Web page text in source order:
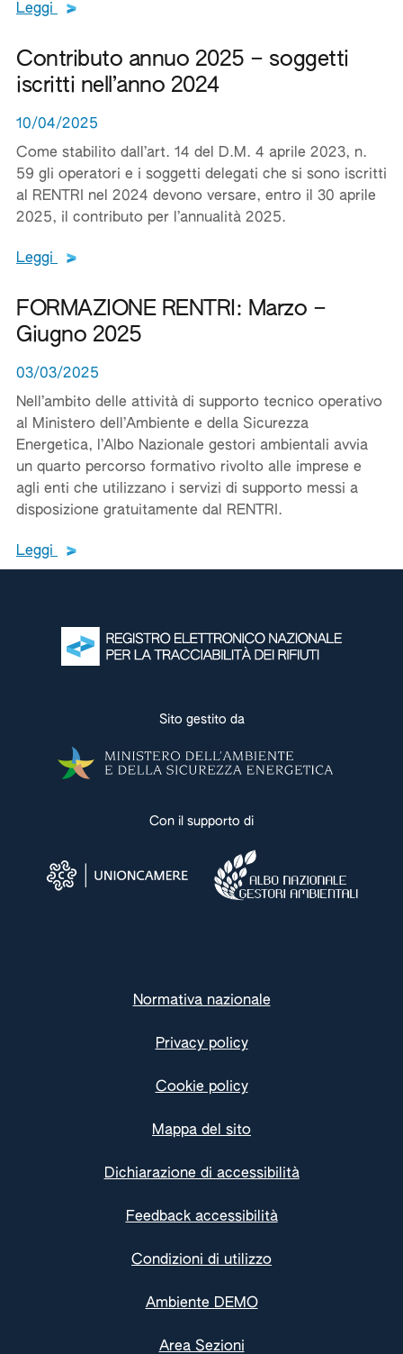
Leggi Leggi tutto il testo del documento
Contributo annuo 2025 – soggetti
iscritti nell’anno 2024
10/04/2025
Come stabilito dall’art. 14 del D.M. 4 aprile 2023, n.
59 gli operatori e i soggetti delegati che si sono iscritti
al RENTRI nel 2024 devono versare, entro il 30 aprile
2025, il contributo per l’annualità 2025.
Leggi Leggi tutto il testo del documento
FORMAZIONE RENTRI: Marzo –
Giugno 2025
03/03/2025
Nell’ambito delle attività di supporto tecnico operativo
al Ministero dell’Ambiente e della Sicurezza
Energetica, l’Albo Nazionale gestori ambientali avvia
un quarto percorso formativo rivolto alle imprese e
agli enti che utilizzano i servizi di supporto messi a
disposizione gratuitamente dal RENTRI.
Leggi Leggi tutto il testo del documento
Sito gestito da
Con il supporto di
Normativa nazionale
Privacy policy
Cookie policy
Mappa del sito
Dichiarazione di accessibilità
Feedback accessibilità
Condizioni di utilizzo
Ambiente DEMO
Area Sezioni